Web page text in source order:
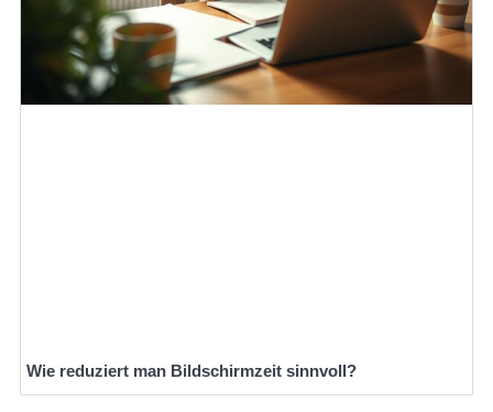
Wie reduziert man Bildschirmzeit sinnvoll?